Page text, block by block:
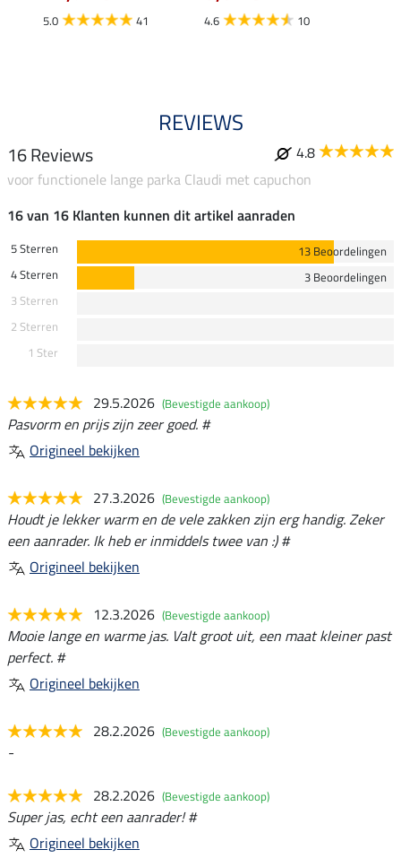
5.0 41 4.6 10
REVIEWS
16 Reviews
4.8
voor functionele lange parka Claudi met capuchon
16 van 16 Klanten kunnen dit artikel aanraden
5 Sterren
13 Beoordelingen
4 Sterren
3 Beoordelingen
3 Sterren
2 Sterren
1 Ster
29.5.2026 (Bevestigde aankoop)
Pasvorm en prijs zijn zeer goed. #
Origineel bekijken
27.3.2026 (Bevestigde aankoop)
Houdt je lekker warm en de vele zakken zijn erg handig. Zeker
een aanrader. Ik heb er inmiddels twee van :) #
Origineel bekijken
12.3.2026 (Bevestigde aankoop)
Mooie lange en warme jas. Valt groot uit, een maat kleiner past
perfect. #
Origineel bekijken
28.2.2026 (Bevestigde aankoop)
-
28.2.2026 (Bevestigde aankoop)
Super jas, echt een aanrader! #
Origineel bekijken